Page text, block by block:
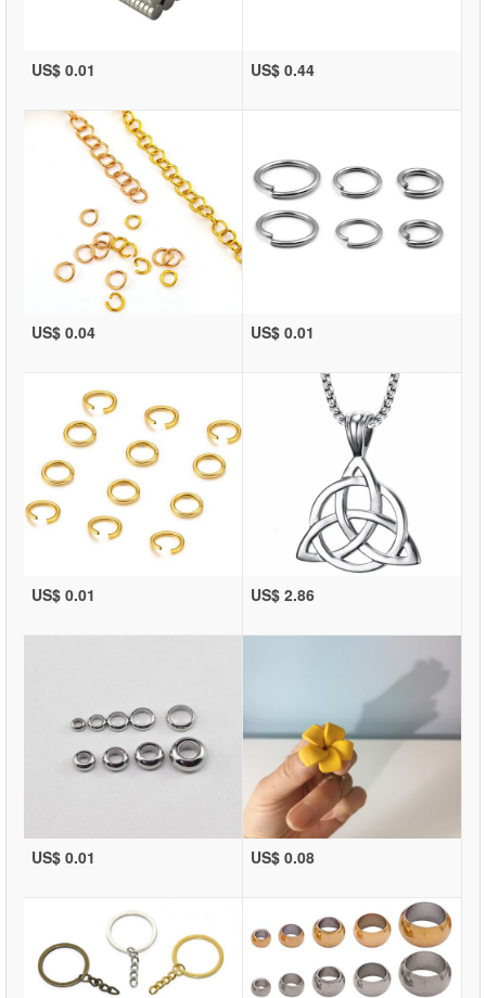
US$ 0.01 US$ 0.44
US$ 0.04 US$ 0.01
US$ 0.01 US$ 2.86
US$ 0.01 US$ 0.08